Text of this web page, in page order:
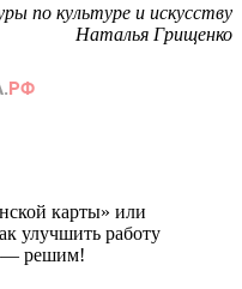
по культуре и искусству
Наталья Грищенко
карты» или
улучшить работу
— решим!